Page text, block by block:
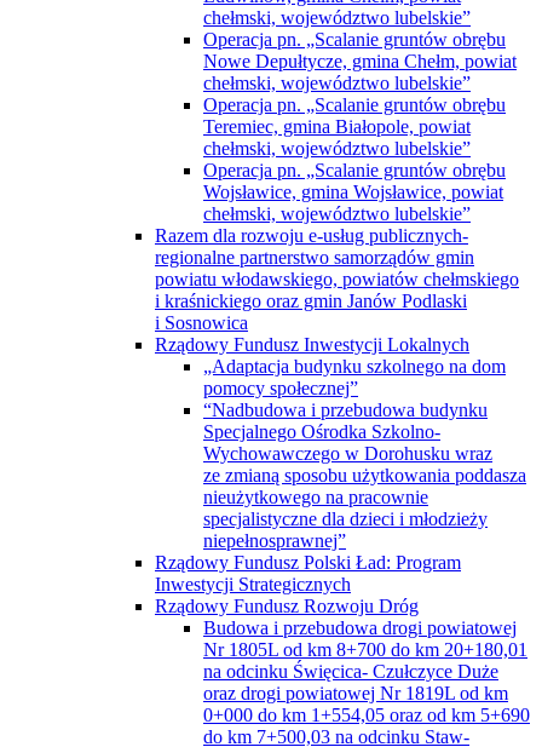
chełmski, województwo lubelskie”
Operacja pn. „Scalanie gruntów obrębu
Teremiec, gmina Białopole, powiat
chełmski, województwo lubelskie”
Operacja pn. „Scalanie gruntów obrębu
Wojsławice, gmina Wojsławice, powiat
chełmski, województwo lubelskie”
Razem dla rozwoju e-usług publicznych-
regionalne partnerstwo samorządów gmin
powiatu włodawskiego, powiatów chełmskiego
i kraśnickiego oraz gmin Janów Podlaski
i Sosnowica
Rządowy Fundusz Inwestycji Lokalnych
„Adaptacja budynku szkolnego na dom
pomocy społecznej”
“Nadbudowa i przebudowa budynku
Specjalnego Ośrodka Szkolno-
Wychowawczego w Dorohusku wraz
ze zmianą sposobu użytkowania poddasza
nieużytkowego na pracownie
specjalistyczne dla dzieci i młodzieży
niepełnosprawnej”
Rządowy Fundusz Polski Ład: Program
Inwestycji Strategicznych
Rządowy Fundusz Rozwoju Dróg
Budowa i przebudowa drogi powiatowej
Nr 1805L od km 8+700 do km 20+180,01
na odcinku Święcica- Czułczyce Duże
oraz drogi powiatowej Nr 1819L od km
0+000 do km 1+554,05 oraz od km 5+690
do km 7+500,03 na odcinku Staw-
Krobonosz
Przebudowa drogi powiatowej Nr 1814L
od km 0+000 do km 8+288,12 na odcinku